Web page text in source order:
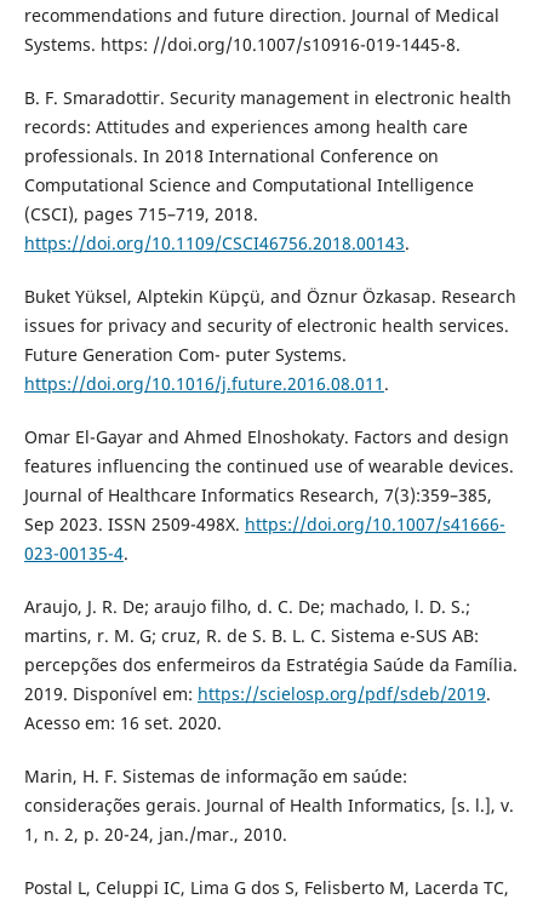
recommendations and future direction. Journal of Medical
Systems. https: //doi.org/10.1007/s10916-019-1445-8.
B. F. Smaradottir. Security management in electronic health
records: Attitudes and experiences among health care
professionals. In 2018 International Conference on
Computational Science and Computational Intelligence
(CSCI), pages 715–719, 2018.
https://doi.org/10.1109/CSCI46756.2018.00143.
Buket Yüksel, Alptekin Küpçü, and Öznur Özkasap. Research
issues for privacy and security of electronic health services.
Future Generation Com- puter Systems.
https://doi.org/10.1016/j.future.2016.08.011 .
Omar El-Gayar and Ahmed Elnoshokaty. Factors and design
features influencing the continued use of wearable devices.
Journal of Healthcare Informatics Research, 7(3):359–385,
Sep 2023. ISSN 2509-498X. https://doi.org/10.1007/s41666-
023-00135-4.
Araujo, J. R. De; araujo filho, d. C. De; machado, l. D. S.;
martins, r. M. G; cruz, R. de S. B. L. C. Sistema e-SUS AB:
percepções dos enfermeiros da Estratégia Saúde da Família.
2019. Disponível em: https://scielosp.org/pdf/sdeb/2019.
Acesso em: 16 set. 2020.
Marin, H. F. Sistemas de informação em saúde:
considerações gerais. Journal of Health Informatics, [s. l.], v.
1, n. 2, p. 20-24, jan./mar., 2010.
Postal L, Celuppi IC, Lima G dos S, Felisberto M, Lacerda TC,